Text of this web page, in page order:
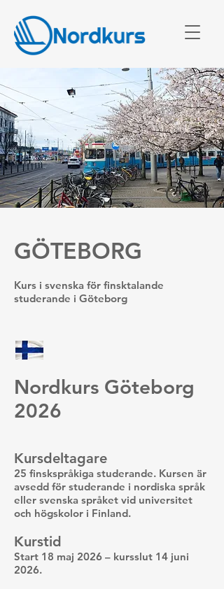
GÖTEBORG
Kurs i svenska för finsktalande
studerande i Göteborg
Nordkurs Göteborg
2026
Kursdeltagare
25 finskspråkiga studerande. Kursen är
avsedd för studerande i nordiska språk
eller svenska språket vid universitet
och högskolor i Finland.
Kurstid
Start 18 maj 2026 – kursslut 14 juni
2026.